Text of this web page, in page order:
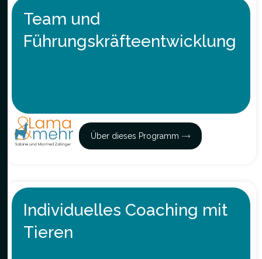
Team und
Führungskräfteentwicklung
Über dieses Programm
Individuelles Coaching mit
Tieren